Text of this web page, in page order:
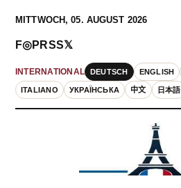
MITTWOCH, 05. AUGUST 2026
INTERNATIONAL DEUTSCH ENGLISH
ITALIANO УКРАЇНСЬКА 中文 日本語
F◎PRSS𝕏